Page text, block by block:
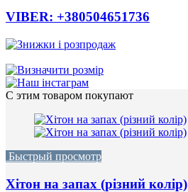
VIBER: +380504651736
С этим товаром покупают
Быстрый просмотр
Хітон на запах (різний колір)